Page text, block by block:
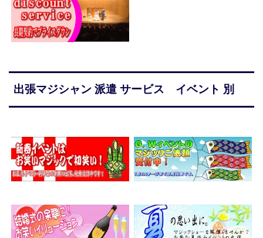
出張マジシャン 派遣 サービス イベント 別